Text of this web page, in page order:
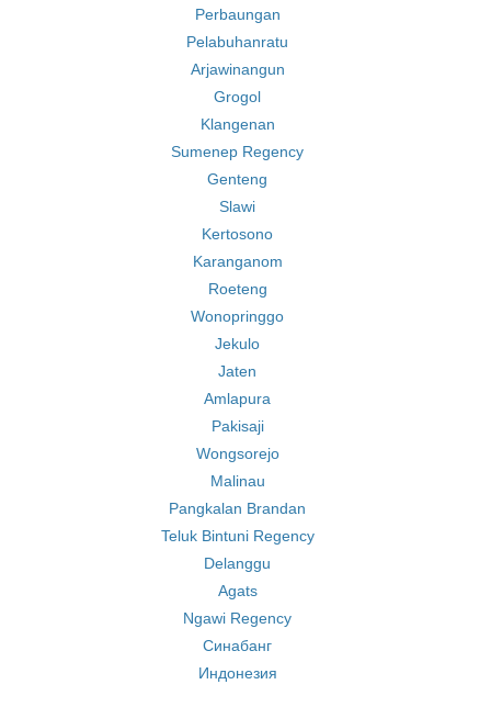
Perbaungan
Pelabuhanratu
Arjawinangun
Grogol
Klangenan
Sumenep Regency
Genteng
Slawi
Kertosono
Karanganom
Roeteng
Wonopringgo
Jekulo
Jaten
Amlapura
Pakisaji
Wongsorejo
Malinau
Pangkalan Brandan
Teluk Bintuni Regency
Delanggu
Agats
Ngawi Regency
Синабанг
Индонезия